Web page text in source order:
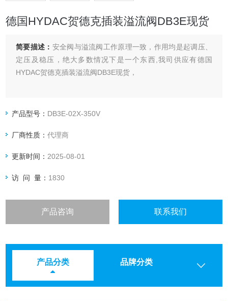
德国HYDAC贺德克插装溢流阀DB3E现货
简要描述： 安全阀与溢流阀工作原理一致，作用均是起调压、
定压及稳压，绝大多数情况下是一个东西,我司供应有德国
HYDAC贺德克插装溢流阀DB3E现货，
产品型号： DB3E-02X-350V
厂商性质：代理商
更新时间： 2025-08-01
访 问 量： 1830
产品咨询 联系我们
产品分类 品牌分类